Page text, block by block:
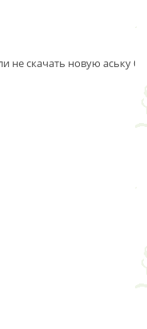
не скачать новую аську